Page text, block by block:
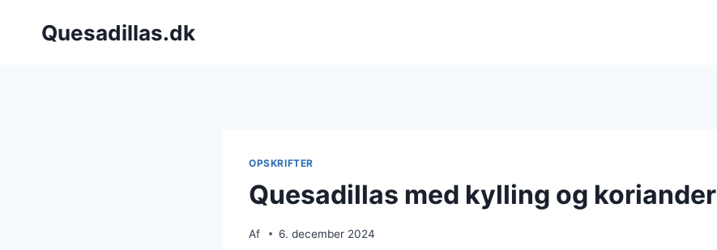
Quesadillas.dk
OPSKRIFTER
Quesadillas med kylling og koriander
Af 6. december 2024